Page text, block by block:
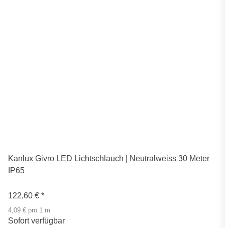
Kanlux Givro LED Lichtschlauch | Neutralweiss 30 Meter
IP65
122,60 € *
4,09 € pro 1 m
Sofort verfügbar